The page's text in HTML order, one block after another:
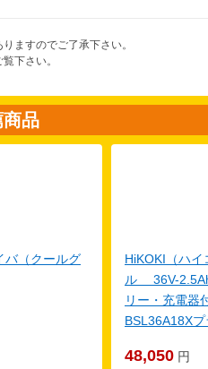
ますのでご了承下さい。
覧下さい。
商品
（クールグ
HiKOKI（ハ
ル 36V-
リー・充電器
BSL36A18Xプ
48,050 円